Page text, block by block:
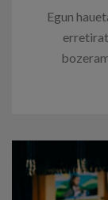
Egun